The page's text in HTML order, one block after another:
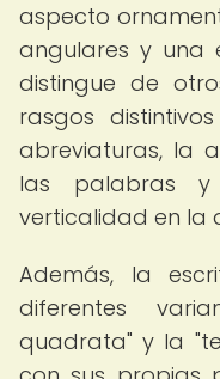
aspecto
angulares y una
distingue de
rasgos
abreviaturas, la
las palabras
verticalidad en la
Además, la
diferentes
quadrata" y la